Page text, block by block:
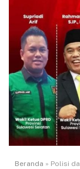
Beranda » Polisi